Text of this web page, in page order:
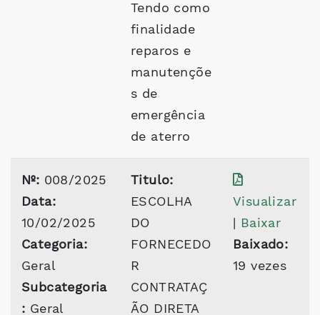
Tendo como
finalidade
reparos e
manutençõe
s de
emergência
de aterro
Nº: 008/2025
Data:
10/02/2025
Categoria:
Geral
Subcategoria
: Geral
Titulo:
ESCOLHA
DO
FORNECEDO
R
CONTRATAÇ
ÃO DIRETA
Visualizar
| Baixar
Baixado:
19 vezes